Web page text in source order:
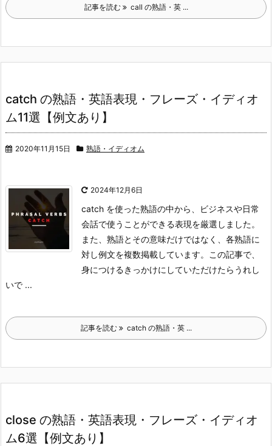
記事を読む call の熟語・英 ...
catch の熟語・英語表現・フレーズ・イディオ
ム11選【例文あり】
2020年11月15日 熟語・イディオム
2024年12月6日
catch を使った熟語の中から、ビジネスや日常
会話で使うことができる表現を厳選しました。
また、熟語とその意味だけではなく、各熟語に
対し例文を複数掲載しています。
この記事で、
身につけるきっかけにしていただけたらうれし
いで ...
記事を読む catch の熟語・英 ...
close の熟語・英語表現・フレーズ・イディオ
ム6選【例文あり】